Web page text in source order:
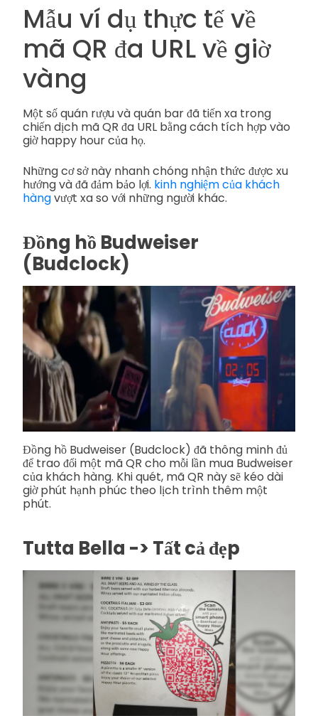
Mẫu ví dụ thực tế về
mã QR đa URL về giờ
vàng
Một số quán rượu và quán bar đã tiến xa trong
chiến dịch mã QR đa URL bằng cách tích hợp vào
giờ happy hour của họ.
Những cơ sở này nhanh chóng nhận thức được xu
hướng và đã đảm bảo lợi. kinh nghiệm của khách
hàngvượt xa so với những người khác.
Đồng hồ Budweiser
(Budclock)
Đồng hồ Budweiser (Budclock) đã thông minh đủ
để trao đổi một mã QR cho mỗi lần mua Budweiser
của khách hàng. Khi quét, mã QR này sẽ kéo dài
giờ phút hạnh phúc theo lịch trình thêm một
phút.
Tutta Bella -> Tất cả đẹp